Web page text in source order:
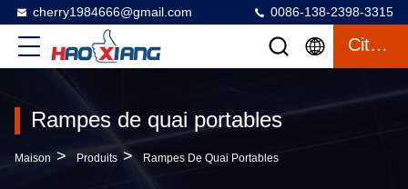
cherry1984666@gmail.com 0086-138-2398-3315
Citation
Rampes de quai portables
Maison > Produits > Rampes De Quai Portables